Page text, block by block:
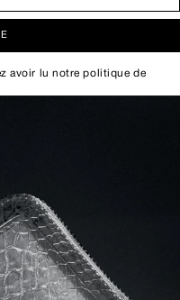
avoir lu notrepolitique de